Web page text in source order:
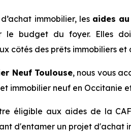
immobilier, les aides
le budget du foyer. Elles
côtés des prêts immobiliers et
Neuf Toulouse, nous vous
immobilier neuf en Occitanie
éligible aux aides de la
d'entamer un projet d'achat